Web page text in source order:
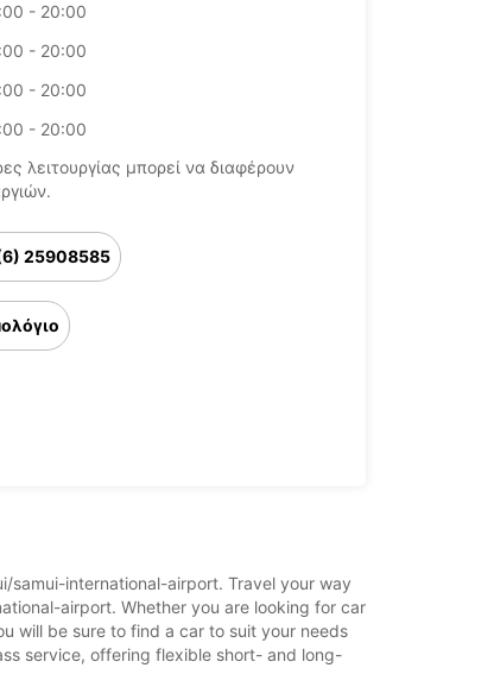
- 20:00
- 20:00
- 20:00
- 20:00
λειτουργίας μπορεί να διαφέρουν
25908585
samui-international-airport. Travel your way
airport. Whether you are looking for car
will be sure to find a car to suit your needs
service, offering flexible short- and long-